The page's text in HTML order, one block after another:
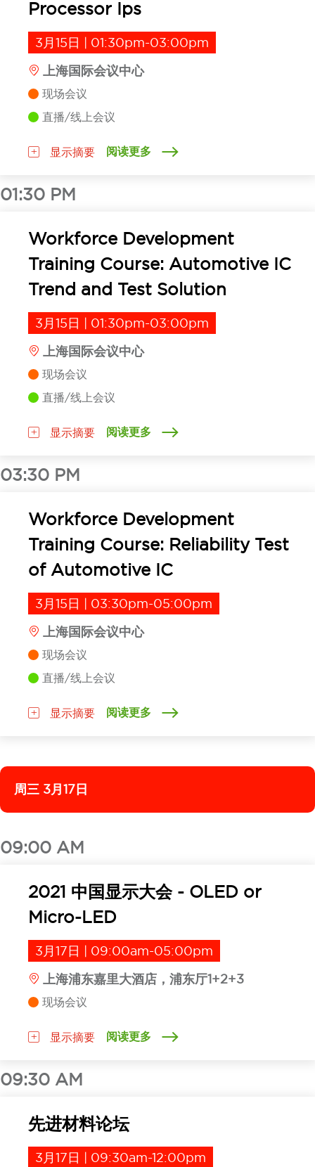
Processor Ips
3月15日 | 01:30pm-03:00pm
上海国际会议中心
现场会议
直播/线上会议
显示摘要 阅读更多
01:30 PM
Workforce Development
Training Course: Automotive IC
Trend and Test Solution
3月15日 | 01:30pm-03:00pm
上海国际会议中心
现场会议
直播/线上会议
显示摘要 阅读更多
03:30 PM
Workforce Development
Training Course: Reliability Test
of Automotive IC
3月15日 | 03:30pm-05:00pm
上海国际会议中心
现场会议
直播/线上会议
显示摘要 阅读更多
周三 3月17日
09:00 AM
2021 中国显示大会 - OLED or
Micro-LED
3月17日 | 09:00am-05:00pm
上海浦东嘉里大酒店，浦东厅1+2+3
现场会议
显示摘要 阅读更多
09:30 AM
先进材料论坛
3月17日 | 09:30am-12:00pm